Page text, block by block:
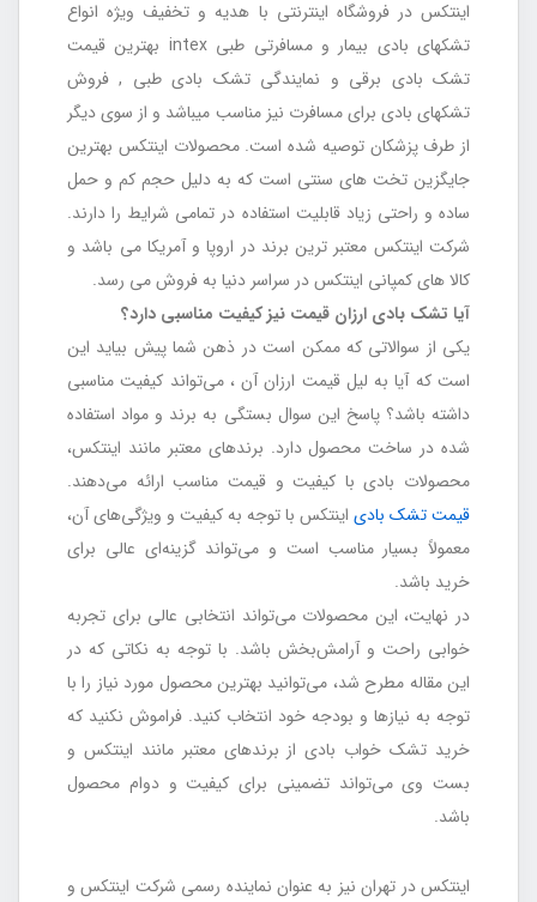
اینتکس در فروشگاه اینترنتی با هدیه و تخفیف ویژه انواع
تشکهای بادی بیمار و مسافرتی طبی intex بهترین قیمت
تشک بادی برقی و نمایندگی تشک بادی طبی , فروش
تشکهای بادی برای مسافرت نیز مناسب میباشد و از سوی دیگر
از طرف پزشکان توصیه شده است. محصولات اینتکس بهترین
جایگزین تخت های سنتی است که به دلیل حجم کم و حمل
ساده و راحتی زیاد قابلیت استفاده در تمامی شرایط را دارند.
شرکت اینتکس معتبر ترین برند در اروپا و آمریکا می باشد و
کالا های کمپانی اینتکس در سراسر دنیا به فروش می رسد.
آیا تشک بادی ارزان قیمت نیز کیفیت مناسبی دارد؟
یکی از سوالاتی که ممکن است در ذهن شما پیش بیاید این
است که آیا به لیل قیمت ارزان آن ، می‌تواند کیفیت مناسبی
داشته باشد؟ پاسخ این سوال بستگی به برند و مواد استفاده
شده در ساخت محصول دارد. برندهای معتبر مانند اینتکس،
محصولات بادی با کیفیت و قیمت مناسب ارائه می‌دهند.
قیمت تشک بادی اینتکس با توجه به کیفیت و ویژگی‌های آن،
معمولاً بسیار مناسب است و می‌تواند گزینه‌ای عالی برای
خرید باشد.
در نهایت، این محصولات می‌تواند انتخابی عالی برای تجربه
خوابی راحت و آرامش‌بخش باشد. با توجه به نکاتی که در
این مقاله مطرح شد، می‌توانید بهترین محصول مورد نیاز را با
توجه به نیازها و بودجه خود انتخاب کنید. فراموش نکنید که
خرید تشک خواب بادی از برندهای معتبر مانند اینتکس و
بست وی می‌تواند تضمینی برای کیفیت و دوام محصول
باشد.
اینتکس در تهران نیز به عنوان نماینده رسمی شرکت اینتکس و